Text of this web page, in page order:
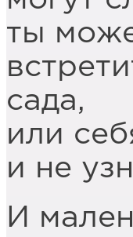
ты
сада,
или
и не
И